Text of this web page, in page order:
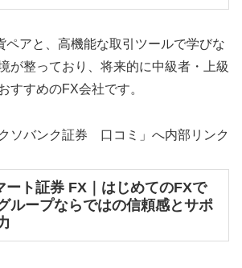
ペアと、高機能な取引ツールで学びな
が整っており、将来的に中級者・上級
すすめのFX会社です。
ソバンク証券 口コミ」へ内部リンク
ート証券 FX｜はじめてのFXで
ループならではの信頼感とサポ